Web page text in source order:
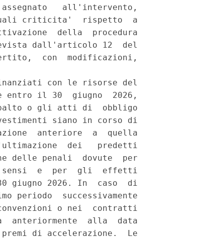
assegnato   all'intervento,
criticita'  rispetto  a
della  procedura
dall'articolo 12  del
con  modificazioni,
con le risorse del
entro il 30  giugno  2026,
o gli atti di  obbligo
siano in corso di
anteriore  a  quella
dei   predetti
delle penali  dovute  per
sensi  e  per  gli  effetti
giugno 2026. In  caso  di
successivamente
o nei  contratti
anteriormente  alla  data
di accelerazione.  Le